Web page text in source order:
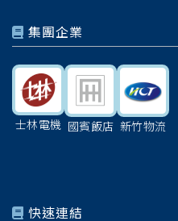
集團企業
士林電機 國賓飯店 新竹物流
快速連結